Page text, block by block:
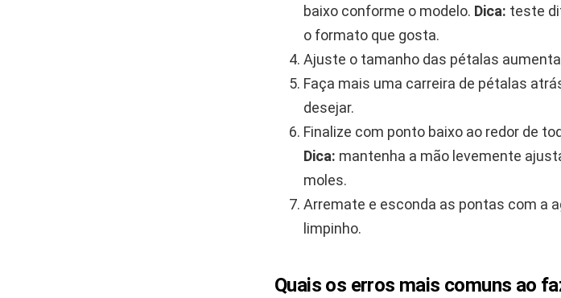
baixo conforme o modelo. Dica: teste
o formato que gosta.
Ajuste o tamanho das pétalas
Faça mais uma carreira de pétalas
desejar.
Finalize com ponto baixo ao redor de
Dica: mantenha a mão levemente
moles.
Arremate e esconda as pontas com a
limpinho.
Quais os erros mais comuns ao